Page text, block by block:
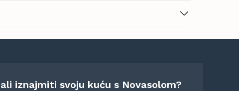
iznajmiti svoju kuću s Novasolom?